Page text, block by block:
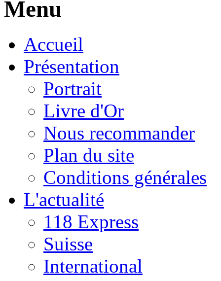
Menu
Accueil
Présentation
Portrait
Livre d'Or
Nous recommander
Plan du site
Conditions générales
L'actualité
118 Express
Suisse
International